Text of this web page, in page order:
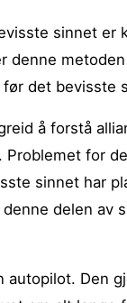
sinnet
denne
det bevisste
å forstå
Problemet for
sinnet har
delen av
Den